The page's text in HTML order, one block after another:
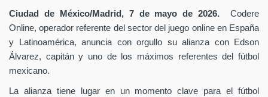
Ciudad de México/Madrid, 7 de mayo de 2026. Codere
Online, operador referente del sector del juego online en España
y Latinoamérica, anuncia con orgullo su alianza con Edson
Álvarez, capitán y uno de los máximos referentes del fútbol
mexicano.
La alianza tiene lugar en un momento clave para el fútbol